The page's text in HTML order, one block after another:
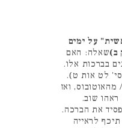
על ימים
ב)שאלה: האם
בברכות אלו.
לט אות ט).
ואז
ראהו שוב.
את הברכה.
לראייה